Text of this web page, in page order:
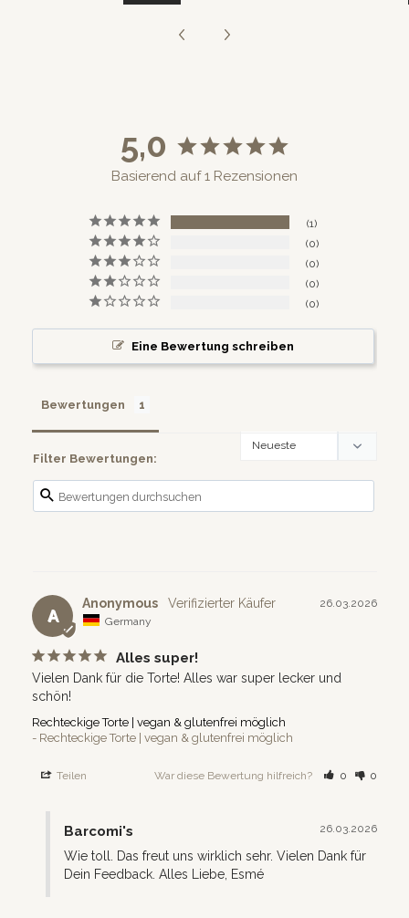
5,0
Basierend auf 1 Rezensionen
1
0
0
0
0
Eine Bewertung schreiben
Bewertungen
Filter Bewertungen:
A
26.03.2026
Anonymous
Germany
Alles super!
Vielen Dank für die Torte! Alles war super lecker und
schön!
Rechteckige Torte | vegan & glutenfrei möglich
Rechteckige Torte | vegan & glutenfrei möglich
Teilen War diese Bewertung hilfreich? 0 0
26.03.2026
Barcomi's
Wie toll. Das freut uns wirklich sehr. Vielen Dank für
Dein Feedback. Alles Liebe, Esmé